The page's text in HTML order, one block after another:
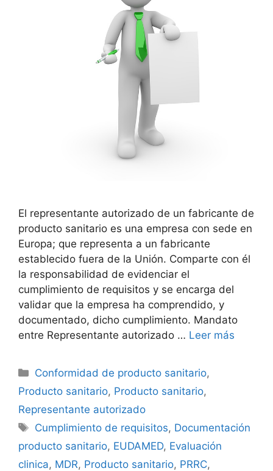
El representante autorizado de un fabricante de
producto sanitario es una empresa con sede en
Europa; que representa a un fabricante
establecido fuera de la Unión. Comparte con él
la responsabilidad de evidenciar el
cumplimiento de requisitos y se encarga del
validar que la empresa ha comprendido, y
documentado, dicho cumplimiento. Mandato
entre Representante autorizado … Leer más
Conformidad de producto sanitario,
Producto sanitario, Producto sanitario,
Representante autorizado
Cumplimiento de requisitos, Documentación
producto sanitario, EUDAMED, Evaluación
clinica, MDR, Producto sanitario, PRRC,